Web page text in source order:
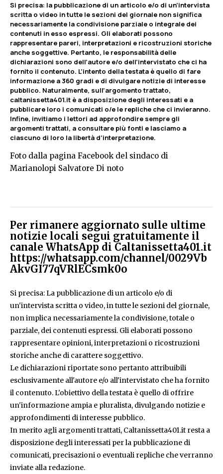
Si precisa: la pubblicazione di un articolo e/o di un’intervista
scritta o video in tutte le sezioni del giornale non significa
necessariamente la condivisione parziale o integrale dei
contenuti in esso espressi. Gli elaborati possono
rappresentare pareri, interpretazioni e ricostruzioni storiche
anche soggettive. Pertanto, le responsabilità delle
dichiarazioni sono dell’autore e/o dell’intervistato che ci ha
fornito il contenuto. L’intento della testata è quello di fare
informazione a 360 gradi e di divulgare notizie di interesse
pubblico. Naturalmente, sull’argomento trattato,
caltanissetta401.it è a disposizione degli interessati e a
pubblicare loro i comunicati o/e le repliche che ci invieranno.
Infine, invitiamo i lettori ad approfondire sempre gli
argomenti trattati, a consultare più fonti e lasciamo a
ciascuno di loro la libertà d’interpretazione.
Foto dalla pagina Facebook del sindaco di
Marianolopi Salvatore Di noto
Per rimanere aggiornato sulle ultime
notizie locali segui gratuitamente il
canale WhatsApp di Caltanissetta401.it
https://whatsapp.com/channel/0029Vb
AkvGI77qVRlECsmk0o
Si precisa: La pubblicazione di un articolo e/o di
un'intervista scritta o video, in tutte le sezioni del giornale,
non implica necessariamente la condivisione, totale o
parziale, dei contenuti espressi. Gli elaborati possono
rappresentare opinioni, interpretazioni o ricostruzioni
storiche anche di carattere soggettivo.
Le dichiarazioni riportate sono pertanto attribuibili
esclusivamente all'autore e/o all'intervistato che ha fornito
il contenuto. L'obiettivo della testata è quello di offrire
un'informazione ampia e pluralista, divulgando notizie e
approfondimenti di interesse pubblico.
In merito agli argomenti trattati, Caltanissetta401.it resta a
disposizione degli interessati per la pubblicazione di
comunicati, precisazioni o eventuali repliche che verranno
inviate alla redazione.